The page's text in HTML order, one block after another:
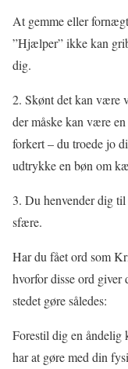
At gemme eller
”Hjælper” ikke kan
dig.
2. Skønt det kan være
der måske kan være
forkert – du troede jo
udtrykke en bøn om
3. Du henvender dig til
sfære.
Har du fået ord som
hvorfor disse ord giver
stedet gøre således:
Forestil dig en
har at gøre med din